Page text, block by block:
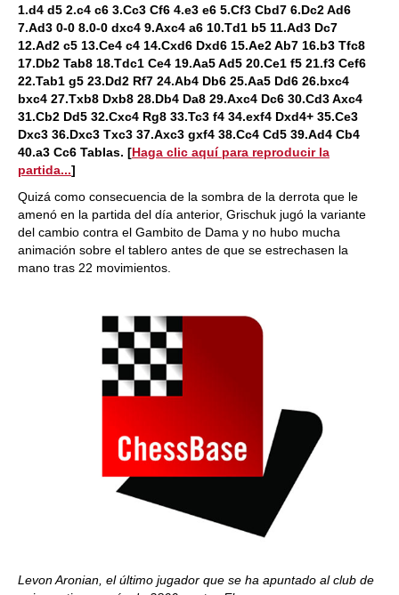
1.d4 d5 2.c4 c6 3.Cc3 Cf6 4.e3 e6 5.Cf3 Cbd7 6.Dc2 Ad6
7.Ad3 0-0 8.0-0 dxc4 9.Axc4 a6 10.Td1 b5 11.Ad3 Dc7
12.Ad2 c5 13.Ce4 c4 14.Cxd6 Dxd6 15.Ae2 Ab7 16.b3 Tfc8
17.Db2 Tab8 18.Tdc1 Ce4 19.Aa5 Ad5 20.Ce1 f5 21.f3 Cef6
22.Tab1 g5 23.Dd2 Rf7 24.Ab4 Db6 25.Aa5 Dd6 26.bxc4
bxc4 27.Txb8 Dxb8 28.Db4 Da8 29.Axc4 Dc6 30.Cd3 Axc4
31.Cb2 Dd5 32.Cxc4 Rg8 33.Tc3 f4 34.exf4 Dxd4+ 35.Ce3
Dxc3 36.Dxc3 Txc3 37.Axc3 gxf4 38.Cc4 Cd5 39.Ad4 Cb4
40.a3 Cc6 Tablas. [Haga clic aquí para reproducir la
partida...]
Quizá como consecuencia de la sombra de la derrota que le
amenó en la partida del día anterior, Grischuk jugó la variante
del cambio contra el Gambito de Dama y no hubo mucha
animación sobre el tablero antes de que se estrechasen la
mano tras 22 movimientos.
Levon Aronian, el último jugador que se ha apuntado al club de